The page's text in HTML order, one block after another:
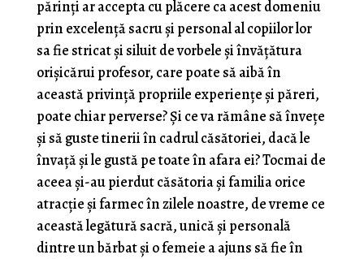
părinţi ar accepta cu plăcere ca acest do­meniu
prin excelenţă sacru şi personal al copiilor lor
sa fie stricat şi siluit de vorbele şi învăţătura
orişicărui profesor, care poate să aibă în
această privinţă propri­ile experienţe şi păreri,
poate chiar perverse? Şi ce va rămâne să înveţe
şi să guste tinerii în cadrul căsătoriei, dacă le
învaţă şi le gustă pe toate în afara ei? Tocmai de
aceea şi-au pierdut căsătoria şi familia orice
atracţie şi farmec în zilele noastre, de vreme ce
această legătură sacră, unică şi personală
dintre un bărbat şi o femeie a ajuns să fie în